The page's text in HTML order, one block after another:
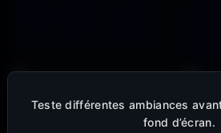
Teste différentes ambiances
fond d’écran.